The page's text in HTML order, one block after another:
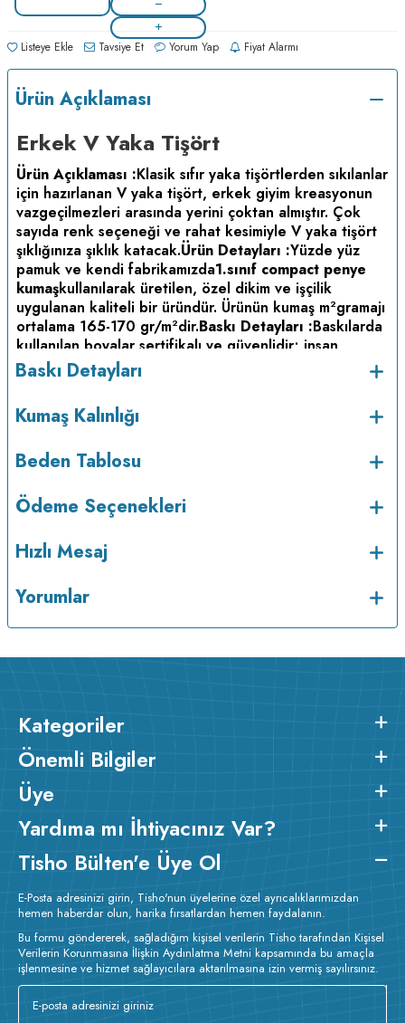
Listeye Ekle Tavsiye Et Yorum Yap Fiyat Alarmı
Ürün Açıklaması
Erkek V Yaka Tişört
Ürün Açıklaması :Klasik sıfır yaka tişörtlerden sıkılanlar
için hazırlanan V yaka tişört, erkek giyim kreasyonun
vazgeçilmezleri arasında yerini çoktan almıştır. Çok
sayıda renk seçeneği ve rahat kesimiyle V yaka tişört
şıklığınıza şıklık katacak.Ürün Detayları :Yüzde yüz
pamuk ve kendi fabrikamızda1.sınıf compact penye
kumaşkullanılarak üretilen, özel dikim ve işçilik
uygulanan kaliteli bir üründür. Ürünün kumaş m2gramajı
ortalama 165-170 gr/m2dir.Baskı Detayları :Baskılarda
kullanılan boyalar sertifikalı ve güvenlidir; insan
sağlığına zarar vermez.
maksimum 30oC sıcaklıkta ve tersten yıkanır.
kurutulmaz.Orta ısıda ve tersten ütülenir.
Baskı Detayları
Kumaş Kalınlığı
Beden Tablosu
Ödeme Seçenekleri
Hızlı Mesaj
Yorumlar
Kategoriler
Önemli Bilgiler
Üye
Yardıma mı İhtiyacınız Var?
Tisho Bülten'e Üye Ol
E-Posta adresinizi girin, Tisho'nun üyelerine özel ayrıcalıklarımızdan
hemen haberdar olun, harika fırsatlardan hemen faydalanın.
Bu formu göndererek, sağladığım kişisel verilerin Tisho tarafından Kişisel
Verilerin Korunmasına İlişkin Aydınlatma Metni kapsamında bu amaçla
işlenmesine ve hizmet sağlayıcılara aktarılmasına izin vermiş sayılırsınız.